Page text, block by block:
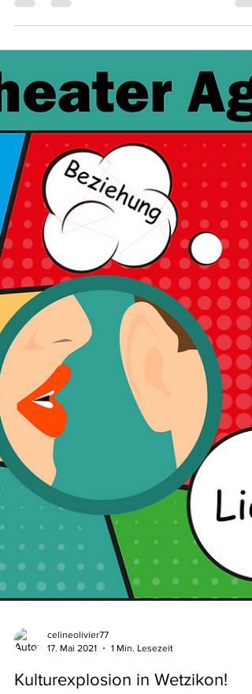
Vielen Dank an den NAG (Nachrichten aus
Greifensee) für die Neugierde, die Unterstützung
und vor allem diesen tollen Artikel nicht nur...